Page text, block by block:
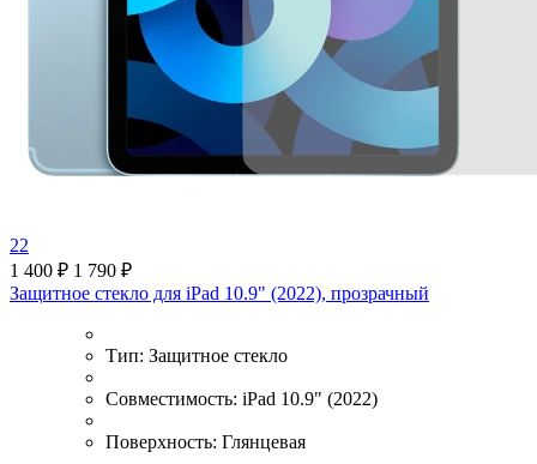
22
1 400 ₽ 1 790 ₽
Защитное стекло для iPad 10.9" (2022), прозрачный
Тип: Защитное стекло
Совместимость: iPad 10.9" (2022)
Поверхность: Глянцевая